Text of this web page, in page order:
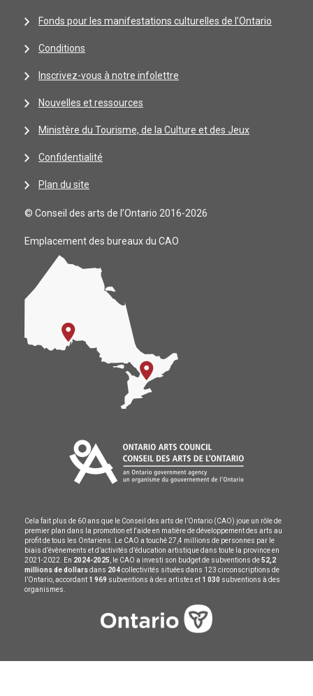
Fonds pour les manifestations culturelles de l’Ontario
Conditions
Inscrivez-vous à notre infolettre
Nouvelles et ressources
Ministère du Tourisme, de la Culture et des Jeux
Confidentialité
Plan du site
© Conseil des arts de l’Ontario 2016-2026
Emplacement des bureaux du CAO
Cela fait plus de 60 ans que le Conseil des arts de l’Ontario (CAO) joue un rôle de
premier plan dans la promotion et l'aide en matière de développement des arts au
profit de tous les Ontariens. Le CAO a touché 27,4 millions de personnes par le
biais d’évènements et d’activités d’éducation artistique dans toute la province en
2021-2022. En 2024-2025 , le CAO a investi son budget de subventions de52,2
millions de dollarsdans 204collectivités situées dans 123 circonscriptions de
l’Ontario, accordant 1 969 subventions à des artistes et 1 030 subventions à des
organismes.